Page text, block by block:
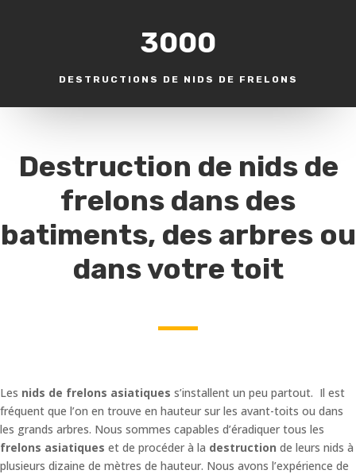
3000
DESTRUCTIONS DE NIDS DE FRELONS
Destruction de nids de
frelons dans des
batiments, des arbres ou
dans votre toit
Les nids de frelons asiatiques s’installent un peu partout. Il est
fréquent que l’on en trouve en hauteur sur les avant-toits ou dans
les grands arbres. Nous sommes capables d’éradiquer tous les
frelons asiatiques et de procéder à la destruction de leurs nids à
plusieurs dizaine de mètres de hauteur. Nous avons l’expérience de